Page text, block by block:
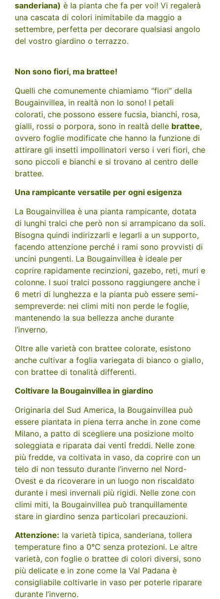
sanderiana) è la pianta che fa per voi! Vi regalerà
una cascata di colori inimitabile da maggio a
settembre, perfetta per decorare qualsiasi angolo
del vostro giardino o terrazzo.
Non sono fiori, ma brattee!
Quelli che comunemente chiamiamo “fiori” della
Bougainvillea, in realtà non lo sono! I petali
colorati, che possono essere fucsia, bianchi, rosa,
gialli, rossi o porpora, sono in realtà delle brattee,
ovvero foglie modificate che hanno la funzione di
attirare gli insetti impollinatori verso i veri fiori, che
sono piccoli e bianchi e si trovano al centro delle
brattee.
Una rampicante versatile per ogni esigenza
La Bougainvillea è una pianta rampicante, dotata
di lunghi tralci che però non si arrampicano da soli.
Bisogna quindi indirizzarli e legarli a un supporto,
facendo attenzione perché i rami sono provvisti di
uncini pungenti. La Bougainvillea è ideale per
coprire rapidamente recinzioni, gazebo, reti, muri e
colonne. I suoi tralci possono raggiungere anche i
6 metri di lunghezza e la pianta può essere semi-
sempreverde: nei climi miti non perde le foglie,
mantenendo la sua bellezza anche durante
l’inverno.
Oltre alle varietà con brattee colorate, esistono
anche cultivar a foglia variegata di bianco o giallo,
con brattee di tonalità differenti.
Coltivare la Bougainvillea in giardino
Originaria del Sud America, la Bougainvillea può
essere piantata in piena terra anche in zone come
Milano, a patto di scegliere una posizione molto
soleggiata e riparata dai venti freddi. Nelle zone
più fredde, va coltivata in vaso, da coprire con un
telo di non tessuto durante l’inverno nel Nord-
Ovest e da ricoverare in un luogo non riscaldato
durante i mesi invernali più rigidi. Nelle zone con
climi miti, la Bougainvillea può tranquillamente
stare in giardino senza particolari precauzioni.
Attenzione: la varietà tipica, sanderiana, tollera
temperature fino a 0°C senza protezioni. Le altre
varietà, con foglie o brattee di colori diversi, sono
più delicate e in zone come la Val Padana è
consigliabile coltivarle in vaso per poterle riparare
durante l’inverno.